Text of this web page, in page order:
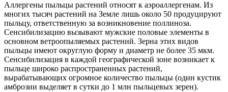
Аллергены пыльцы растений относят к аэроаллергенам. Из
многих тысяч растений на Земле лишь около 50 продуцируют
пыльцу, ответственную за возникновение поллиноза.
Сенсибилизацию вызывают мужские половые элементы в
основном ветроопыляемых растений. Зерна этих видов
пыльцы имеют округлую форму и диаметр не более 35 мкм.
Сенсибилизация в каждой географической зоне возникает к
пыльце широко распространенных растений,
вырабатывающих огромное количество пыльцы (один кустик
амброзии выделяет в сутки до 1 млн пыльцевых зерен).